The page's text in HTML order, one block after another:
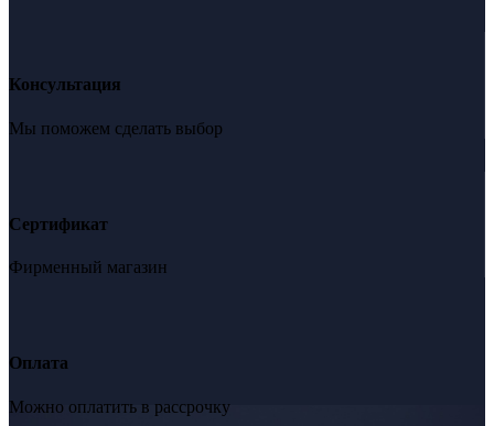
Консультация
Мы поможем сделать выбор
Сертификат
Фирменный магазин
Оплата
Можно оплатить в рассрочку